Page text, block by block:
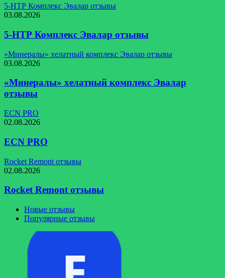
5-НТР Комплекс Эвалар отзывы
03.08.2026
5-НТР Комплекс Эвалар отзывы
«Минералы» хелатный комплекс Эвалар отзывы
03.08.2026
«Минералы» хелатный комплекс Эвалар
отзывы
ECN PRO
02.08.2026
ECN PRO
Rocket Remont отзывы
02.08.2026
Rocket Remont отзывы
Новые отзывы
Популярные отзывы